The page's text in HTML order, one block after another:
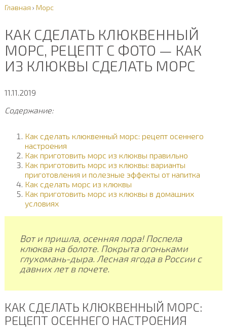
Главная › Морс
КАК СДЕЛАТЬ КЛЮКВЕННЫЙ
МОРС, РЕЦЕПТ С ФОТО — КАК
ИЗ КЛЮКВЫ СДЕЛАТЬ МОРС
11.11.2019
Содержание:
Как сделать клюквенный морс: рецепт осеннего
настроения
Как приготовить морс из клюквы правильно
Как приготовить морс из клюквы: варианты
приготовления и полезные эффекты от напитка
Как сделать морс из клюквы
Как приготовить морс из клюквы в домашних
условиях
Вот и пришла, осенняя пора! Поспела
клюква на болоте. Покрыта огоньками
глухомань-дыра. Лесная ягода в России с
давних лет в почете.
КАК СДЕЛАТЬ КЛЮКВЕННЫЙ МОРС:
РЕЦЕПТ ОСЕННЕГО НАСТРОЕНИЯ